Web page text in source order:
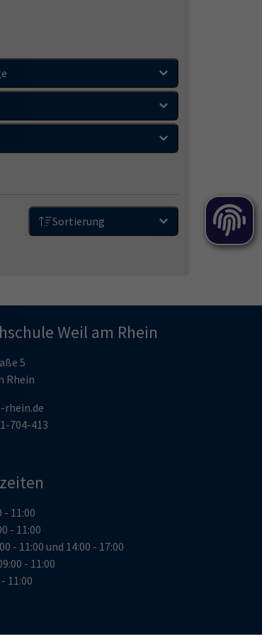
Sortierung
Weil am Rhein
5
Rhein
rhein.de
704-413
- 11:00
- 11:00
- 11:00 und 14:00 - 17:00
- 11:00
11:00